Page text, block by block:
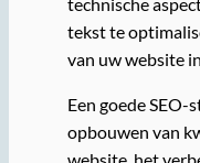
tekst te
van uw website
Een goede
opbouwen van